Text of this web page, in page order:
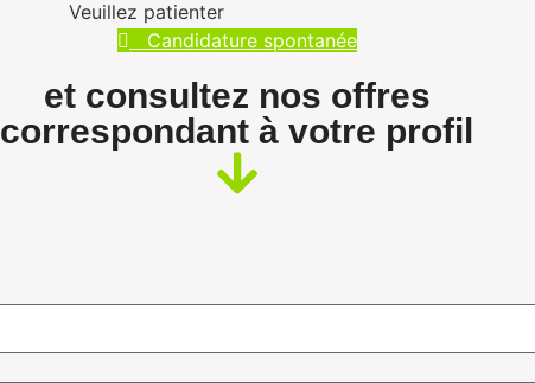
Veuillez patienter
Candidature spontanée
et consultez nos offres
correspondant à votre profil